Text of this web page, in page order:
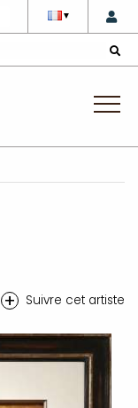
▼
+ Suivre cet artiste